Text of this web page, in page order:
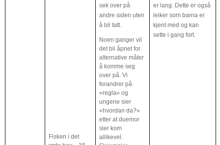
Fisken i det
sek over på
andre siden uten
å bli tatt.
Noen ganger vil
det bli åpnet for
alternative måter
å komme seg
over på. Vi
forandrer på
«regla» og
ungene sier
«hvordan da?»
etter at duemor
sier kom
allikevel.
er lang. Dette er også
leiker som barna er
kjent med og kan
sette i gang fort.